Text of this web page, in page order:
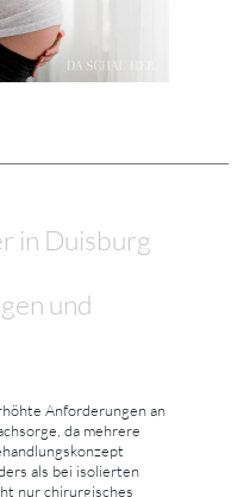
in Duisburg
und
Anforderungen an
da mehrere
als bei isolierten
nur chirurgisches